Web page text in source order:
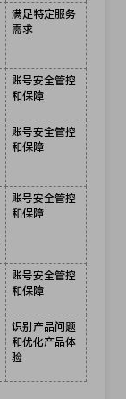
满足特定服务
需求
账号安全管控
和保障
账号安全管控
和保障
账号安全管控
和保障
账号安全管控
和保障
识别产品问题
和优化产品体
验